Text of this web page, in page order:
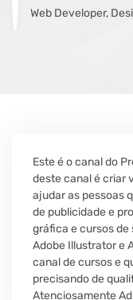
Web Developer,
Este é o canal do
deste canal é criar
ajudar as pessoas
de publicidade e
gráfica e cursos
Adobe Illustrator e
canal de cursos e
precisando de
Atenciosamente